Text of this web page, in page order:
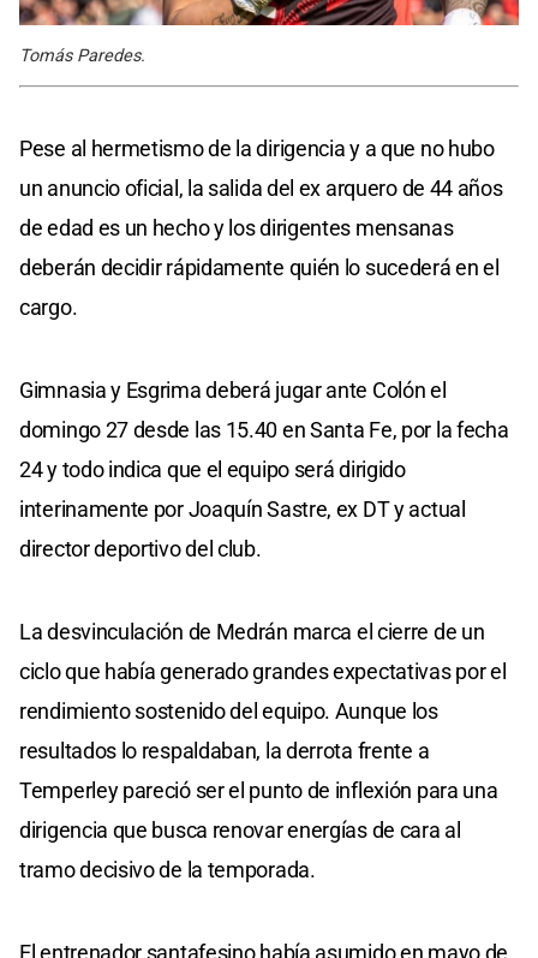
Tomás Paredes.
Pese al hermetismo de la dirigencia y a que no hubo
un anuncio oficial, la salida del ex arquero de 44 años
de edad es un hecho y los dirigentes mensanas
deberán decidir rápidamente quién lo sucederá en el
cargo.
Gimnasia y Esgrima deberá jugar ante Colón el
domingo 27 desde las 15.40 en Santa Fe, por la fecha
24 y todo indica que el equipo será dirigido
interinamente por Joaquín Sastre, ex DT y actual
director deportivo del club.
La desvinculación de Medrán marca el cierre de un
ciclo que había generado grandes expectativas por el
rendimiento sostenido del equipo. Aunque los
resultados lo respaldaban, la derrota frente a
Temperley pareció ser el punto de inflexión para una
dirigencia que busca renovar energías de cara al
tramo decisivo de la temporada.
El entrenador santafesino había asumido en mayo de